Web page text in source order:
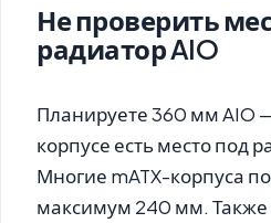
Не проверить
радиатор AIO
Планируете 360 мм AIO
корпусе есть место под
Многие mATX-корпуса
максимум 240 мм. Также